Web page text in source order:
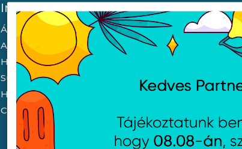
Információ
Általános szerződési feltételek
Adatkezelési tájékoztató
Hallásvédelmi tájékoztató
Süti (cookie) tájékoztató
Házhozszállítási lehetőségek
Céginformáció
Hétfő:
Csütörtök:
Péntek: